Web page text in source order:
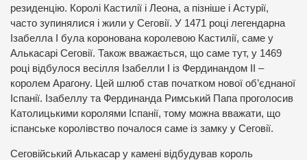
резиденцію. Королі Кастилії і Леона, а пізніше і Астурії,
часто зупинялися і жили у Сеговії. У 1471 році легендарна
Ізабелла І була коронована королевою Кастилії, саме у
Алькасарі Сеговії. Також вважається, що саме тут, у 1469
році відбулося весілля Ізабелли І із Фердинандом ІІ –
королем Арагону. Цей шлюб став початком нової об’єднаної
Іспанії. Ізабеллу та Фердинанда Римський Папа проголосив
Католицькими королями Іспанії, тому можна вважати, що
іспанське королівство почалося саме із замку у Сеговії.
Сеговійський Алькасар у камені відбудував король